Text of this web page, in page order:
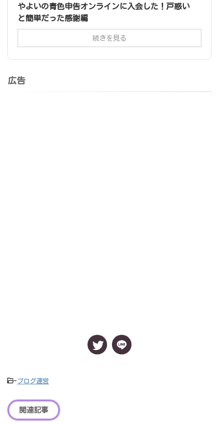
やよいの青色申告オンラインに入会した！戸惑い
と簡単だった感謝編
続きを見る
広告
-ブログ運営
関連記事